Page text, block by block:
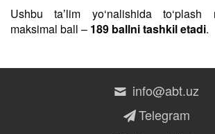
Ushbu taʼlim yo‘nalishida to‘plash
maksimal ball – 189 ballni tashkil etadi.
info@abt.uz
Telegram